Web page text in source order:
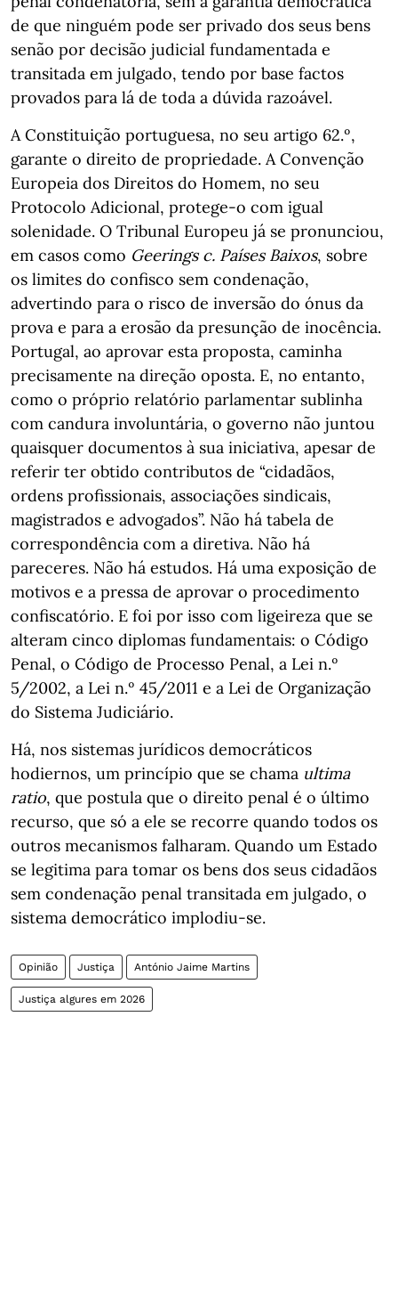
de que ninguém pode ser privado dos seus bens
senão por decisão judicial fundamentada e
transitada em julgado, tendo por base factos
provados para lá de toda a dúvida razoável.
A Constituição portuguesa, no seu artigo 62.º,
garante o direito de propriedade. A Convenção
Europeia dos Direitos do Homem, no seu
Protocolo Adicional, protege-o com igual
solenidade. O Tribunal Europeu já se pronunciou,
em casos como Geerings c. Países Baixos, sobre
os limites do confisco sem condenação,
advertindo para o risco de inversão do ónus da
prova e para a erosão da presunção de inocência.
Portugal, ao aprovar esta proposta, caminha
precisamente na direção oposta. E, no entanto,
como o próprio relatório parlamentar sublinha
com candura involuntária, o governo não juntou
quaisquer documentos à sua iniciativa, apesar de
referir ter obtido contributos de “cidadãos,
ordens profissionais, associações sindicais,
magistrados e advogados”. Não há tabela de
correspondência com a diretiva. Não há
pareceres. Não há estudos. Há uma exposição de
motivos e a pressa de aprovar o procedimento
confiscatório. E foi por isso com ligeireza que se
alteram cinco diplomas fundamentais: o Código
Penal, o Código de Processo Penal, a Lei n.º
5/2002, a Lei n.º 45/2011 e a Lei de Organização
do Sistema Judiciário.
Há, nos sistemas jurídicos democráticos
hodiernos, um princípio que se chama ultima
ratio, que postula que o direito penal é o último
recurso, que só a ele se recorre quando todos os
outros mecanismos falharam. Quando um Estado
se legitima para tomar os bens dos seus cidadãos
sem condenação penal transitada em julgado, o
sistema democrático implodiu-se.
Opinião Justiça António Jaime Martins
Justiça algures em 2026